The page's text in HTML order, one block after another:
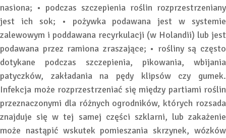
nasiona; • podczas szczepienia roślin rozprzestrzeniany
jest ich sok; • pożywka podawana jest w systemie
zalewowym i poddawana recyrkulacji (w Holandii) lub jest
podawana przez ramiona zraszające; • rośliny są często
dotykane podczas szczepienia, pikowania, wbijania
patyczków, zakładania na pędy klipsów czy gumek.
Infekcja może rozprzestrzeniać się między partiami roślin
przeznaczonymi dla różnych ogrodników, których rozsada
znajduje się w tej samej części szklarni, lub zakażenie
może nastąpić wskutek pomieszania skrzynek, wózków